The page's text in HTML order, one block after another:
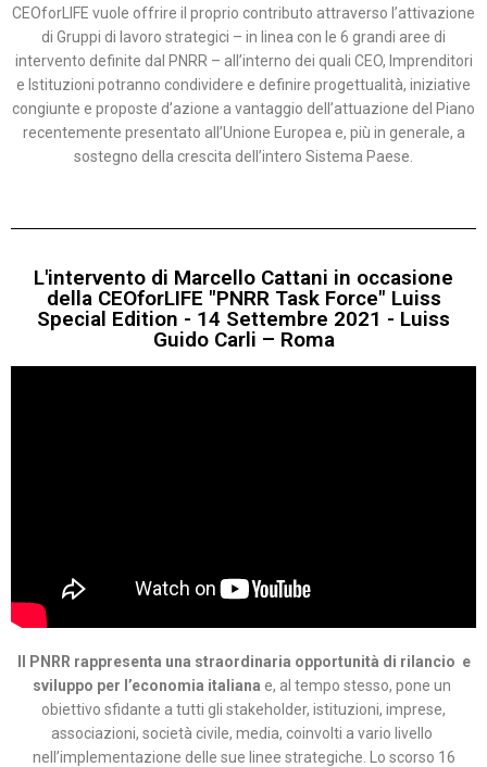
CEOforLIFE vuole offrire il proprio contributo attraverso l’attivazione
di Gruppi di lavoro strategici – in linea con le 6 grandi aree di
intervento definite dal PNRR – all’interno dei quali CEO, Imprenditori
e Istituzioni potranno condividere e definire progettualità, iniziative
congiunte e proposte d’azione a vantaggio dell’attuazione del Piano
recentemente presentato all’Unione Europea e, più in generale, a
sostegno della crescita dell’intero Sistema Paese.
L'intervento di Marcello Cattani in occasione
della CEOforLIFE "PNRR Task Force" Luiss
Special Edition - 14 Settembre 2021 - Luiss
Guido Carli – Roma
Il PNRR rappresenta una straordinaria opportunità di rilancio e
sviluppo per l’economia italiana e, al tempo stesso, pone un
obiettivo sfidante a tutti gli stakeholder, istituzioni, imprese,
associazioni, società civile, media, coinvolti a vario livello
nell’implementazione delle sue linee strategiche. Lo scorso 16